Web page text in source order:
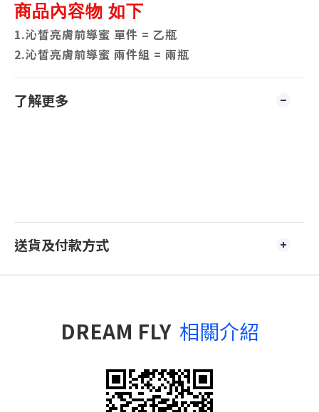
商品內容物 如下
1.沁皙亮膚前導蜜 單件 = 乙瓶
2.沁皙亮膚前導蜜 兩件組 = 兩瓶
了解更多
送貨及付款方式
DREAM FLY 相關介紹